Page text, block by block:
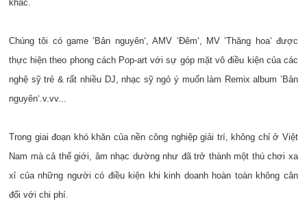
khác.
Chúng tôi có game ’Bản nguyên‘, AMV ’Đêm‘, MV ’Thăng hoa‘ được
thực hiện theo phong cách Pop-art với sự góp mặt vô điều kiện của các
nghệ sỹ trẻ & rất nhiều DJ, nhạc sỹ ngỏ ý muốn làm Remix album ’Bản
nguyên‘.v.vv...
Trong giai đoạn khó khăn của nền công nghiệp giải trí, không chỉ ở Việt
Nam mà cả thế giới, âm nhạc dường như đã trở thành một thú chơi xa
xỉ của những người có điều kiện khi kinh doanh hoàn toàn không cân
đối với chi phí.